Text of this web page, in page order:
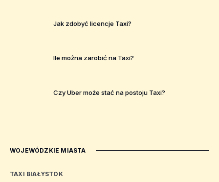
Jak zdobyć licencje Taxi?
Ile można zarobić na Taxi?
Czy Uber może stać na postoju Taxi?
WOJEWÓDZKIE MIASTA
TAXI BIAŁYSTOK